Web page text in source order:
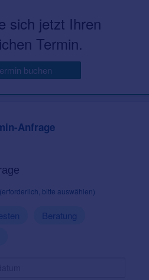
sich jetzt Ihren
Termin.
buchen
Anfrage
(erforderlich, bitte auswählen)
Beratung